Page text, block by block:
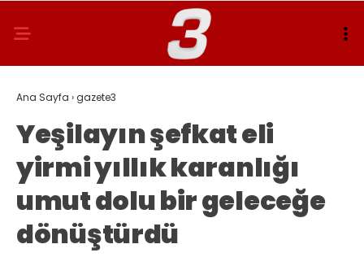
Ana Sayfa ›gazete3
Yeşilayın şefkat eli
yirmi yıllık karanlığı
umut dolu bir geleceğe
dönüştürdü